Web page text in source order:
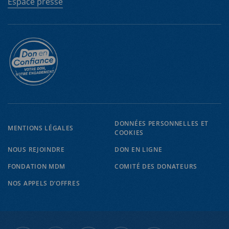
EN FR
MENTIONS LÉGALES
DONNÉES PERSONNELLES ET
COOKIES
NOUS REJOINDRE DON EN LIGNE
FONDATION MDM COMITÉ DES DONATEURS
NOS APPELS D’OFFRES